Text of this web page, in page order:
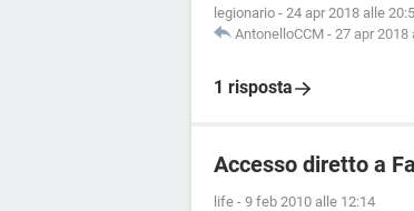
legionario - 24 apr 2018 alle
AntonelloCCM - 27 apr 2018
1 risposta
Accesso diretto a
life - 9 feb 2010 alle 12:14